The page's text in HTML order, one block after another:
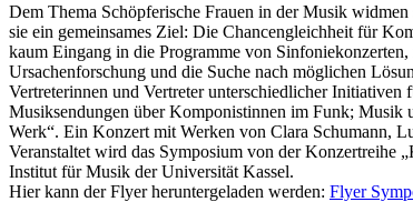
Dem Thema Schöpferische Frauen in der Musik
sie ein gemeinsames Ziel: Die Chancengleichheit für
kaum Eingang in die Programme von
Ursachenforschung und die Suche nach möglichen
Vertreterinnen und Vertreter unterschiedlicher
Musiksendungen über Komponistinnen im Funk; Musik
Werk“. Ein Konzert mit Werken von Clara Schumann,
Veranstaltet wird das Symposium von der Konzertreihe
Institut für Musik der Universität Kassel.
Hier kann der Flyer heruntergeladen werden: Flyer